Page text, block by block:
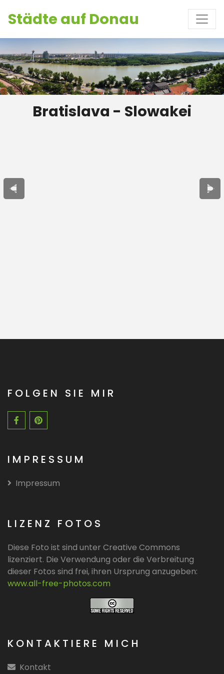
Städte auf Donau
Bratislava - Slowakei
FOLGEN SIE MIR
IMPRESSUM
Impressum
LIZENZ FOTOS
Diese Foto ist sind unter Creative Commons
lizenziert. Die Verwendung oder die Verbreitung
dieser Fotos sind frei, ihren Ursprung anzugeben:
www.all-free-photos.com
KONTAKTIERE MICH
Kontakt